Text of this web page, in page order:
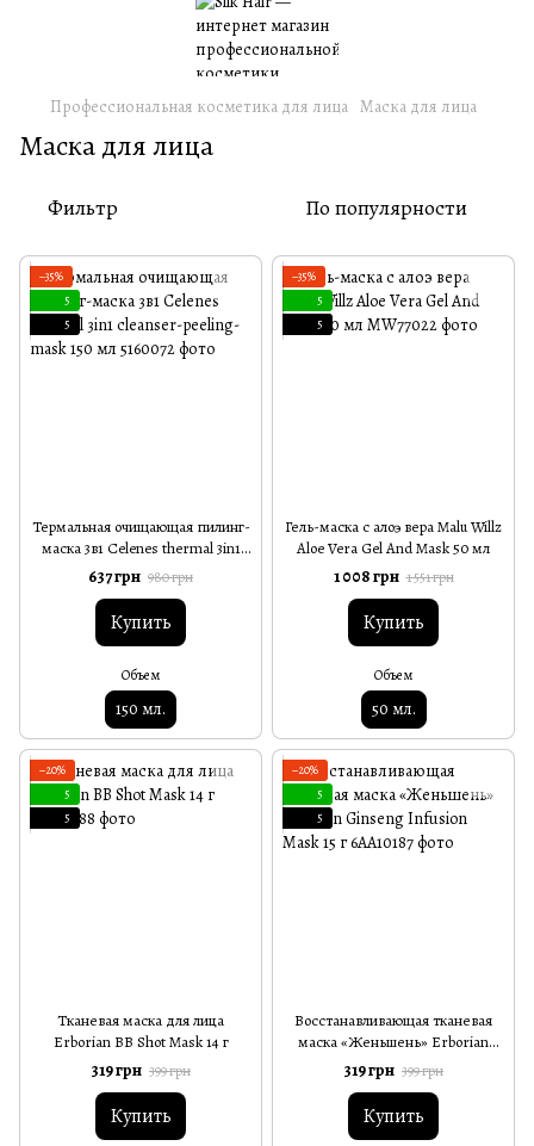
Профессиональная косметика для лица Маска для лица
Маска для лица
Фильтр По популярности
−35%
5
5
Термальная очищающая пилинг-
маска 3в1 Celenes thermal 3in1
cleanser-peeling-mask 150 мл
637 грн 980 грн
Купить
Объем
150 мл.
−35%
5
5
Гель-маска с алоэ вера Malu Willz
Aloe Vera Gel And Mask 50 мл
1 008 грн 1 551 грн
Купить
Объем
50 мл.
−20%
5
5
Тканевая маска для лица
Erborian BB Shot Mask 14 г
319 грн 399 грн
Купить
−20%
5
5
Восстанавливающая тканевая
маска «Женьшень» Erborian
Ginseng Infusion Mask 15 г
319 грн 399 грн
Купить